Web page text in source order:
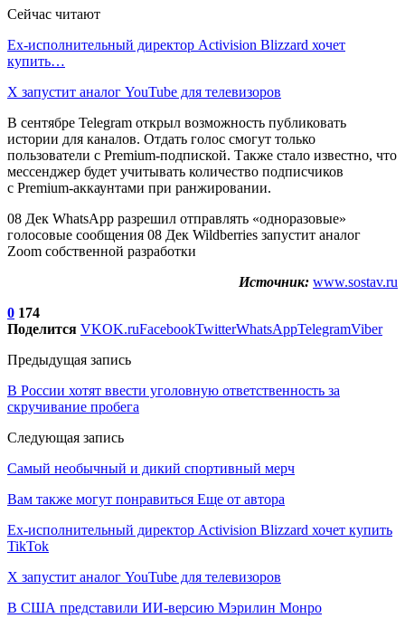
Сейчас читают
Ex-исполнительный директор Activision Blizzard хочет
купить…
X запустит аналог YouTube для телевизоров
В сентябре Telegram открыл возможность публиковать
истории для каналов. Отдать голос смогут только
пользователи с Premium-подпиской. Также стало известно, что
мессенджер будет учитывать количество подписчиков
с Premium-аккаунтами при ранжировании.
08 Дек WhatsApp разрешил отправлять «одноразовые»
голосовые сообщения 08 Дек Wildberries запустит аналог
Zoom собственной разработки
Источник: www.sostav.ru
0 174
Поделится VKOK.ruFacebookTwitterWhatsAppTelegramViber
Предыдущая запись
В России хотят ввести уголовную ответственность за
скручивание пробега
Следующая запись
Самый необычный и дикий спортивный мерч
Вам также могут понравиться Еще от автора
Ex-исполнительный директор Activision Blizzard хочет купить
TikTok
X запустит аналог YouTube для телевизоров
В США представили ИИ-версию Мэрилин Монро